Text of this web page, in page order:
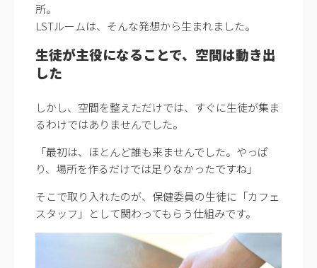
所。
LSTルームは、そんな発想から生まれました。
生徒が主役になることで、空間は動き出
した
しかし、空間を整えただけでは、すぐに生徒が集ま
るわけではありませんでした。
「最初は、ほとんど誰も来ませんでした。やっぱ
り、場所を作るだけでは足りなかったですね」
そこで取り入れたのが、保健委員の生徒に「カフェ
スタッフ」として関わってもらう仕組みです。